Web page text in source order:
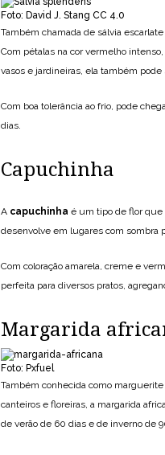
Foto: David J. Stang CC 4.0
Também chamada de sálvia
Com pétalas na cor vermelho
vasos e jardineiras, ela também
Com boa tolerância ao frio, pode
dias.
Capuchinha
A capuchinha é um tipo de flor que
desenvolve em lugares com sombra
Com coloração amarela, creme e
perfeita para diversos pratos,
Margarida
Foto: Pxfuel
Também conhecida como marguerite
canteiros e floreiras, a margarida
de verão de 60 dias e de inverno de